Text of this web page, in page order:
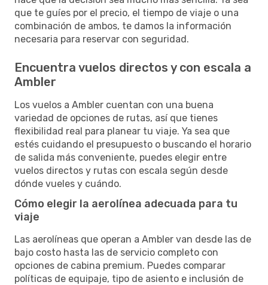
que te guíes por el precio, el tiempo de viaje o una
combinación de ambos, te damos la información
necesaria para reservar con seguridad.
Encuentra vuelos directos y con escala a
Ambler
Los vuelos a Ambler cuentan con una buena
variedad de opciones de rutas, así que tienes
flexibilidad real para planear tu viaje. Ya sea que
estés cuidando el presupuesto o buscando el horario
de salida más conveniente, puedes elegir entre
vuelos directos y rutas con escala según desde
dónde vueles y cuándo.
Cómo elegir la aerolínea adecuada para tu
viaje
Las aerolíneas que operan a Ambler van desde las de
bajo costo hasta las de servicio completo con
opciones de cabina premium. Puedes comparar
políticas de equipaje, tipo de asiento e inclusión de